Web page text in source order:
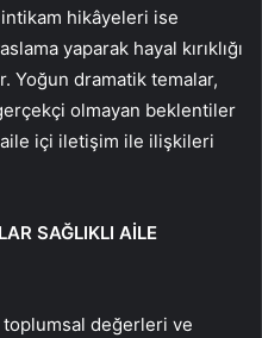
hikâyeleri ise
yaparak hayal kırıklığı
Yoğun dramatik temalar,
olmayan beklentiler
içi iletişim ile ilişkileri
SAĞLIKLI AİLE
toplumsal değerleri ve